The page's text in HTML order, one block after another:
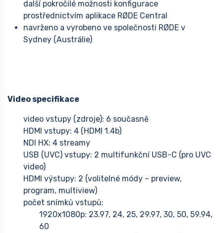
další pokročilé možnosti konfigurace
prostřednictvím aplikace RØDE Central
navrženo a vyrobeno ve společnosti RØDE v
Sydney (Austrálie)
Video specifikace
video vstupy (zdroje): 6 současně
HDMI vstupy: 4 (HDMI 1.4b)
NDI HX: 4 streamy
USB (UVC) vstupy: 2 multifunkční USB-C (pro UVC
video)
HDMI výstupy: 2 (volitelné módy – preview,
program, multiview)
počet snímků vstupů:
1920x1080p: 23.97, 24, 25, 29.97, 30, 50, 59.94,
60